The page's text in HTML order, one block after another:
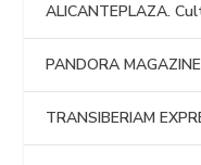
ALICANTEPLAZA.
PANDORA MAGAZINE
TRANSIBERIAM